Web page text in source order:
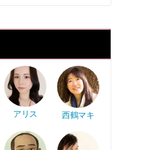
アリス 西鶴マキ